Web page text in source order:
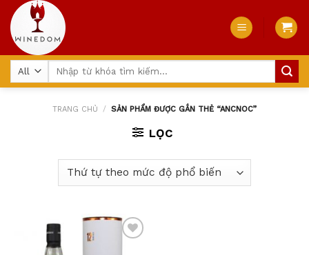
Skip
content
TRANG CHỦ / SẢN PHẨM ĐƯỢC GẮN THẺ “ANCNOC”
LỌC